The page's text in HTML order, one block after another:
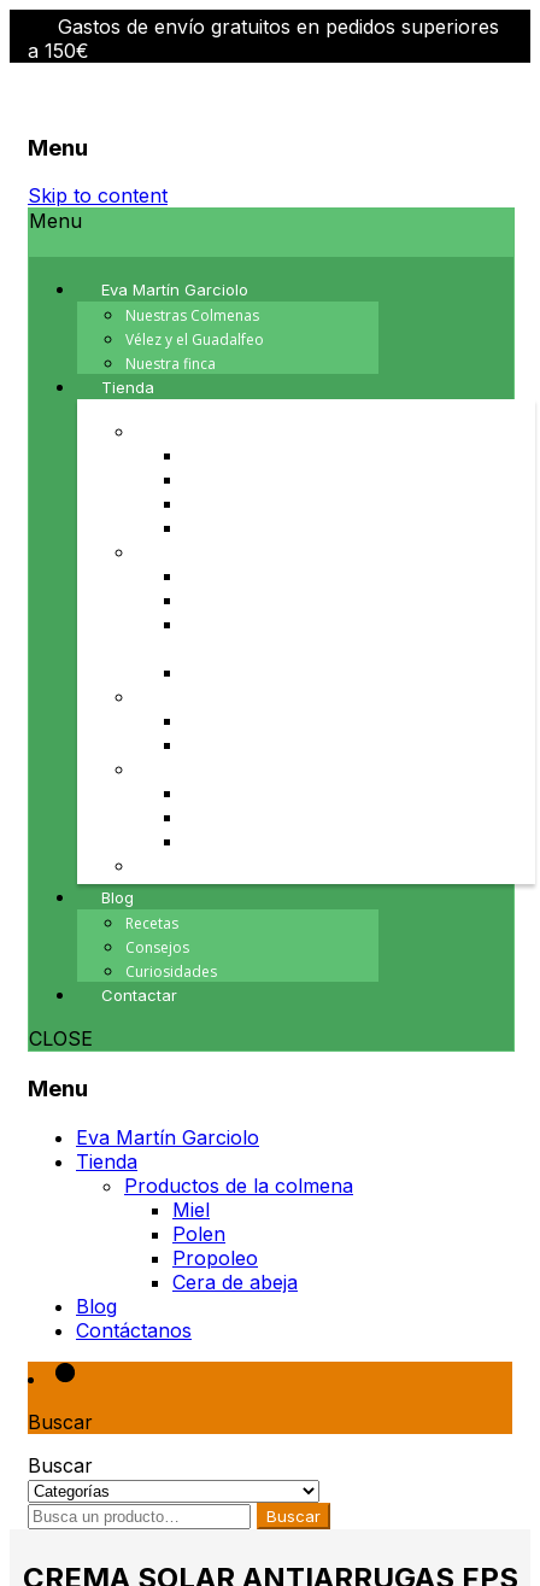
Gastos de envío gratuitos en pedidos superiores
a 150€
Menu
Skip to content
Menu
Eva Martín Garciolo
Nuestras Colmenas
Vélez y el Guadalfeo
Nuestra finca
Tienda
Blog
Recetas
Consejos
Curiosidades
Contactar
CLOSE
Menu
Eva Martín Garciolo
Tienda
Productos de la colmena
Miel
Polen
Propoleo
Cera de abeja
Blog
Contáctanos
Buscar
Buscar
Buscar
CREMA SOLAR ANTIARRUGAS FPS